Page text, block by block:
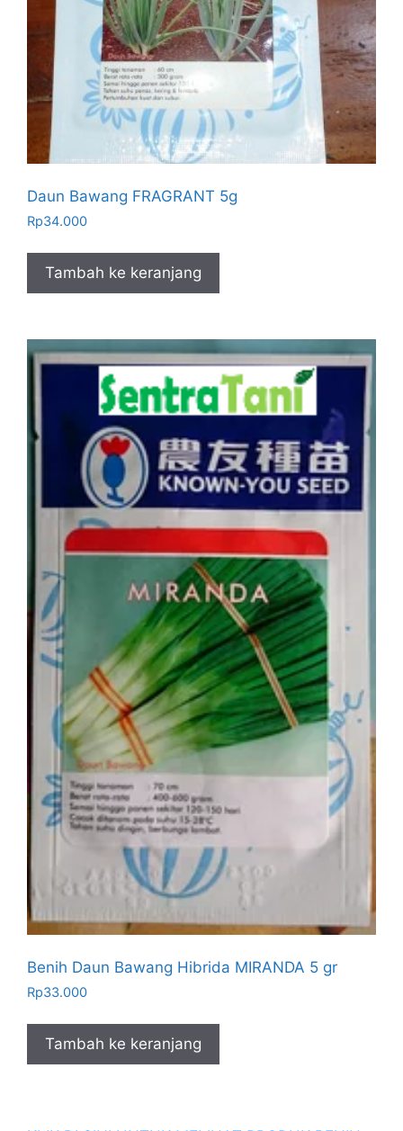
Daun Bawang FRAGRANT 5g
Rp34.000
Tambah ke keranjang
Benih Daun Bawang Hibrida MIRANDA 5 gr
Rp33.000
Tambah ke keranjang